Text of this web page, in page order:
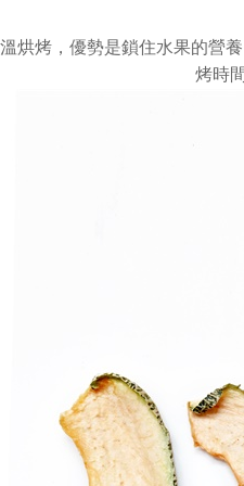
烘烤，優勢是鎖住水果的營
烤時